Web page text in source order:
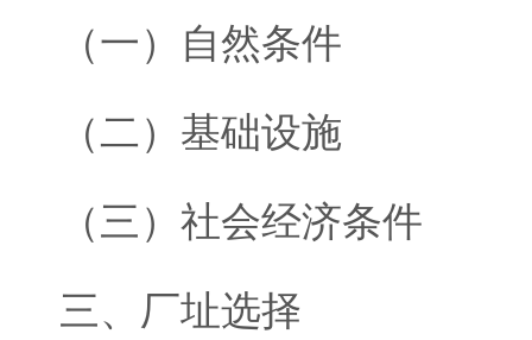
（一）自然条件
（二）基础设施
（三）社会经济条件
三、厂址选择